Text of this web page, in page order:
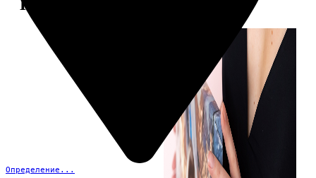
Определение...
Примеры работ